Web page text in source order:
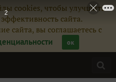
cookies, чтобы улучшить
сайта.
сайта, вы соглашаетесь с
ок
2